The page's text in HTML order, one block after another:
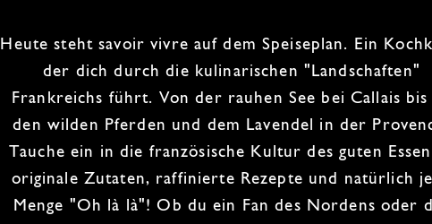
Heute stehtsavoir vivre auf dem Speiseplan. Ein
der dich durch die kulinarischen "Landschaften"
Frankreichs führt. Von der rauhen See bei Callais bis
den wilden Pferden und dem Lavendel in der
Tauche ein in die französische Kultur des guten
originale Zutaten, raffinierte Rezepte und natürlich
Menge "Oh là là"! Ob du ein Fan des Nordens oder